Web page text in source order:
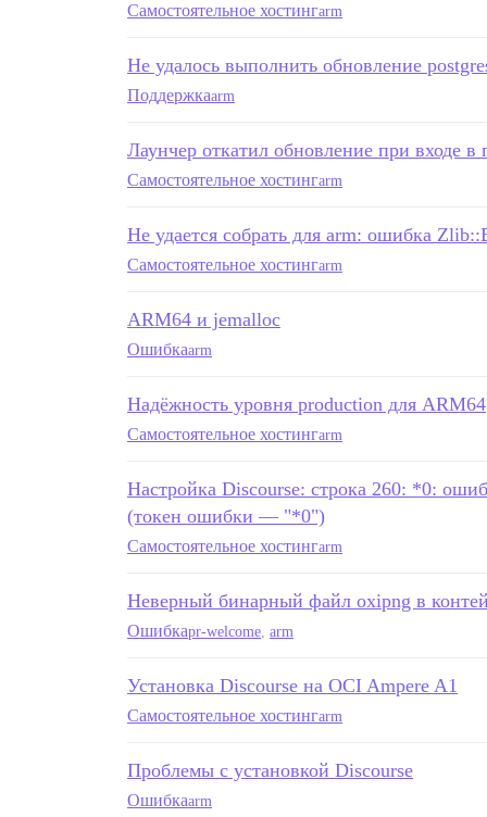
Самостоятельное хостингarm
Не удалось выполнить обновление
Поддержкаarm
Лаунчер откатил обновление при входе в
Самостоятельное хостингarm
Не удается собрать для arm: ошибка
Самостоятельное хостингarm
ARM64 и jemalloc
Ошибкаarm
Надёжность уровня production для ARM64
Самостоятельное хостингarm
Настройка Discourse: строка 260: *0:
(токен ошибки — "*0")
Самостоятельное хостингarm
Неверный бинарный файл oxipng в
Ошибкаpr-welcome arm
Установка Discourse на OCI Ampere A1
Самостоятельное хостингarm
Проблемы с установкой Discourse
Ошибкаarm